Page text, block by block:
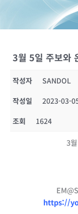
3월 5일 주보와
작성자
SANDOL
작성일
2023-03-
조회
1624
3
https://